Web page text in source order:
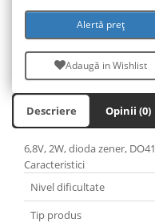
Alertă preț
Adaugă in Wishlist
Descriere Opinii (0)
6,8V, 2W, dioda zener, DO41
Caracteristici
Nivel dificultate
Tip produs